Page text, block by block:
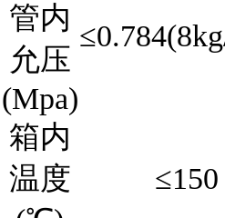
管内
允压
(Mpa)
箱内
温度
≤150